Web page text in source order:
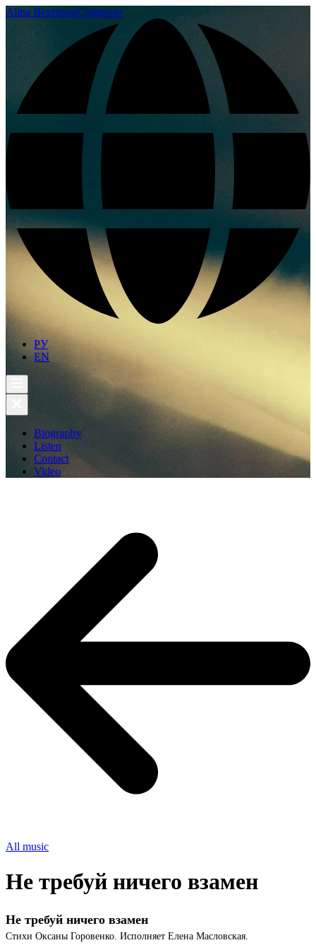
Alina BezensonComposer
РУ
EN
Biography
Listen
Contact
Video
All music
Не требуй ничего взамен
Не требуй ничего взамен
Стихи Оксаны Горовенко. Исполняет Елена Масловская.